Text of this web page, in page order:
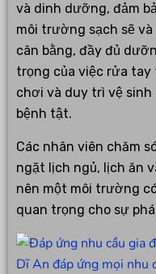
và dinh dưỡng, đảm
môi trường sạch sẽ
cân bằng, đầy đủ
trọng của việc rửa
chơi và duy trì vệ
bệnh tật.
Các nhân viên chăm
ngặt lịch ngủ, lịch ăn
nên một môi trường
quan trọng cho sự